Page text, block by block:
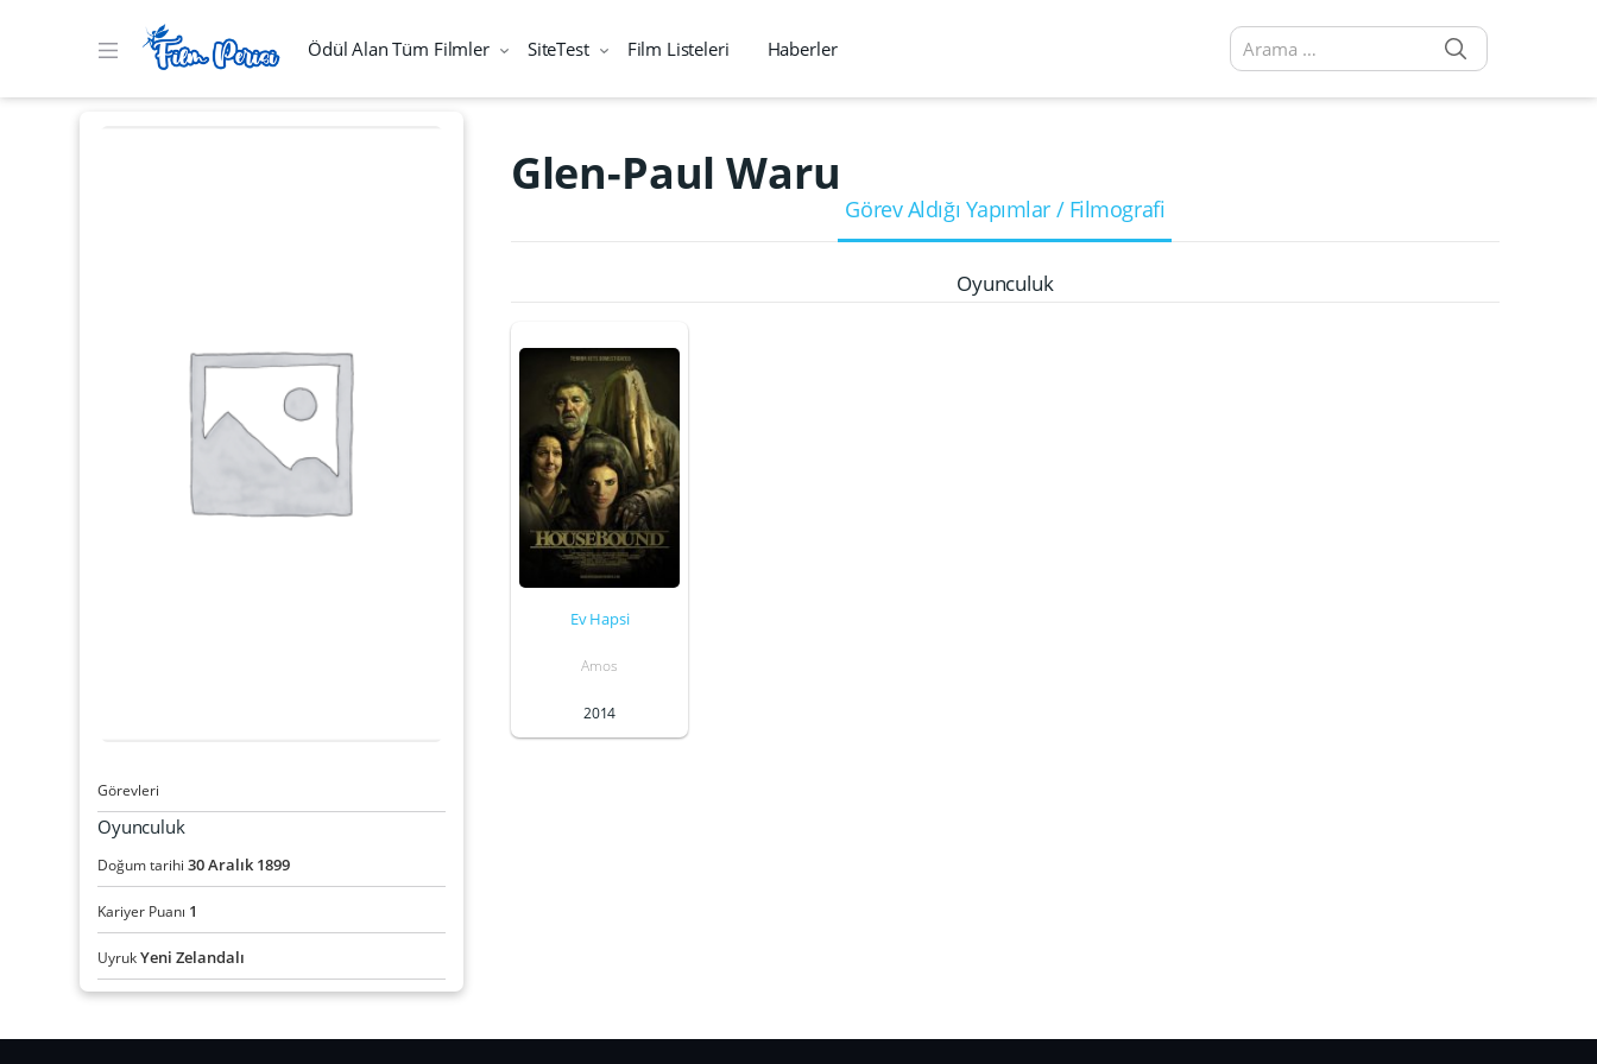
Ödül Alan Tüm Filmler SiteTest Film Listeleri Haberler
Arama sonuçları:
Görevleri
Oyunculuk
Doğum tarihi 30Aralık 1899
Kariyer Puanı 1
UyrukYeni Zelandalı
Glen-Paul Waru
Görev Aldığı Yapımlar / Filmografi
Oyunculuk
Ev Hapsi
Amos
2014